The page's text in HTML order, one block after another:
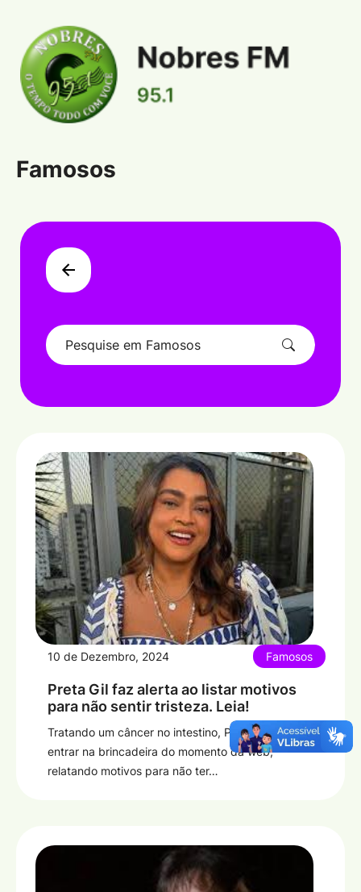
Famosos
10 de Dezembro, 2024 Famosos
Preta Gil faz alerta ao listar motivos
para não sentir tristeza. Leia!
Tratando um câncer no intestino, Preta Gil decidiu
entrar na brincadeira do momento da web,
relatando motivos para não ter…